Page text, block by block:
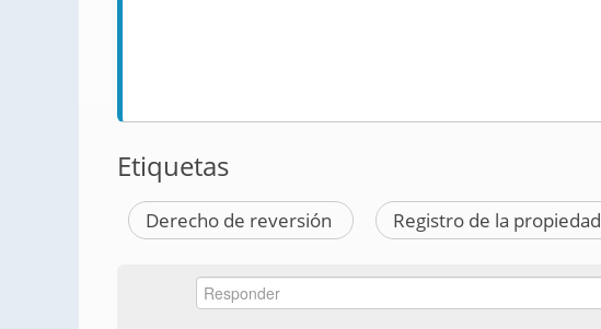
Etiquetas
Derecho de reversión Registro de la propiedad